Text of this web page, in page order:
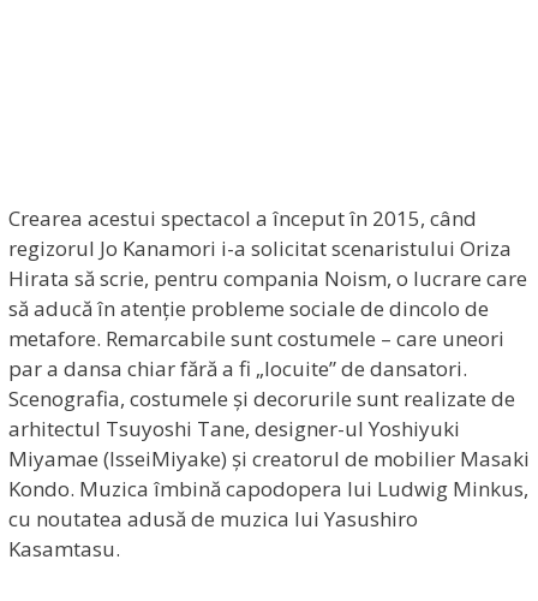
Crearea acestui spectacol a început în 2015, când
regizorul Jo Kanamori i-a solicitat scenaristului Oriza
Hirata să scrie, pentru compania Noism, o lucrare care
să aducă în atenție probleme sociale de dincolo de
metafore. Remarcabile sunt costumele – care uneori
par a dansa chiar fără a fi „locuite” de dansatori.
Scenografia, costumele și decorurile sunt realizate de
arhitectul Tsuyoshi Tane, designer-ul Yoshiyuki
Miyamae (IsseiMiyake) și creatorul de mobilier Masaki
Kondo. Muzica îmbină capodopera lui Ludwig Minkus,
cu noutatea adusă de muzica lui Yasushiro
Kasamtasu.